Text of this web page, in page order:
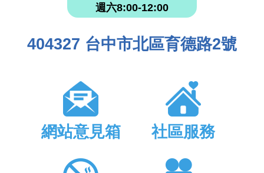
週六8:00-12:00
404327 台中市北區育德路2號
網站意見箱 社區服務